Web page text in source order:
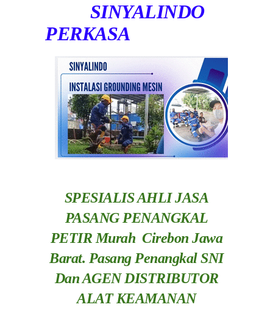
SINYALINDO
PERKASA
SPESIALIS AHLI JASA
PASANG PENANGKAL
PETIR Murah Cirebon Jawa
Barat. Pasang Penangkal SNI
Dan AGEN DISTRIBUTOR
ALAT KEAMANAN